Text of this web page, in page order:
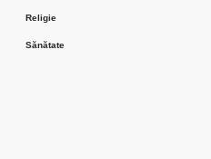
Religie
Sănătate